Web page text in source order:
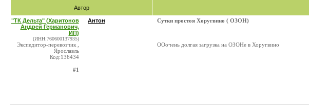
Автор
"ТК Дельта" (Харитонов
Андрей Германович,
ИП)
(ИНН:760600137935)
Экспедитор-перевозчик ,
Ярославль
Код:136434
#1
Антон Сутки простоя Хоругвино ( ОЗОН)
ООочень долгая загрузка на ОЗОНе в Хоругвино